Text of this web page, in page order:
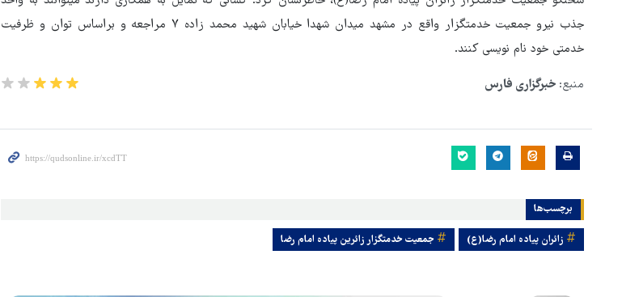
جذب نیرو جمعیت خدمتگزار واقع در مشهد میدان شهدا خیابان شهید محمد زاده ۷ مراجعه و براساس توان و ظرفیت
خدمتی خود نام نویسی کنند.
منبع: خبرگزاری فارس
برچسب‌ها
زائران پیاده امام رضا(ع) جمعیت خدمتگزار زائرین پیاده امام رضا
جنگ‌طلبی است!